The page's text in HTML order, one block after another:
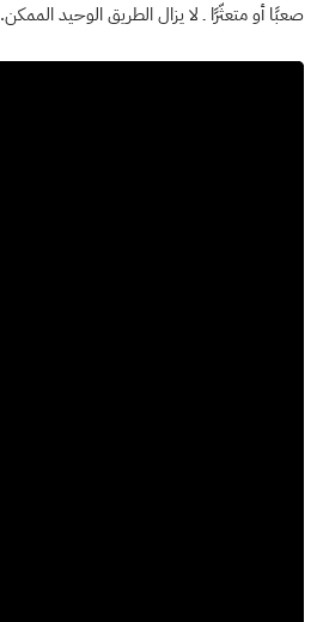
صعبًا أو متعثّرًا ـ لا يزال الطريق الوحيد الممكن.